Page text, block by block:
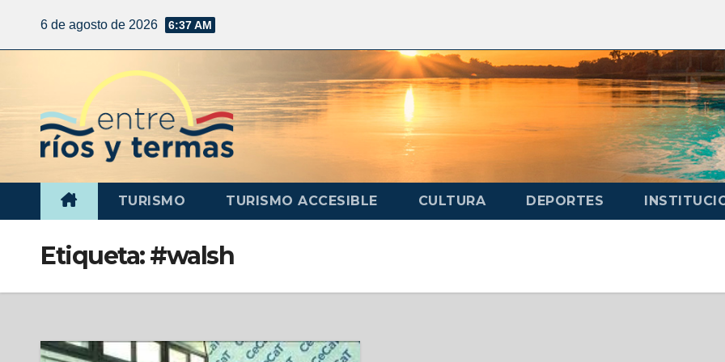
6 de agosto de 2026 6:37 AM
TURISMO TURISMO ACCESIBLE CULTURA DEPORTES
Etiqueta:#walsh